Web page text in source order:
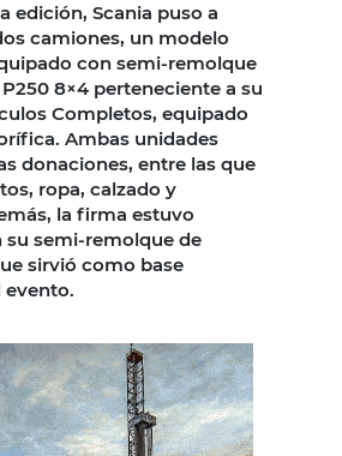
edición, Scania puso a
camiones, un modelo
con semi-remolque
8×4 perteneciente a su
Completos, equipado
Ambas unidades
donaciones, entre las que
ropa, calzado y
la firma estuvo
su semi-remolque de
sirvió como base
evento.